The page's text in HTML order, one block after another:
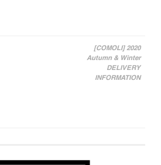
[COMOLI] 2020
Autumn & Winter
DELIVERY
INFORMATION